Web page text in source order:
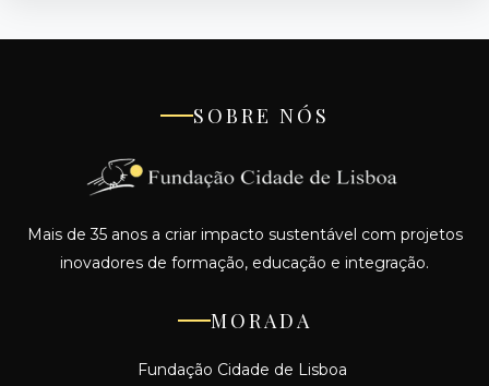
SOBRE NÓS
Mais de 35 anos a criar impacto sustentável com projetos
inovadores de formação, educação e integração.
MORADA
Fundação Cidade de Lisboa